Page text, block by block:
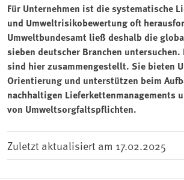
Für Unternehmen ist die systematische
und Umweltrisikobewertung oft
Umweltbundesamt ließ deshalb die
sieben deutscher Branchen untersuchen.
sind hier zusammengestellt. Sie bieten
Orientierung und unterstützen beim
nachhaltigen Lieferkettenmanagements
von Umweltsorgfaltspflichten.
Zuletzt aktualisiert am 17.02.2025